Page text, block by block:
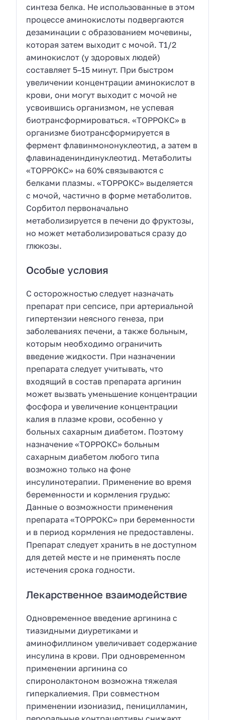
синтеза белка. Не использованные в этом
процессе аминокислоты подвергаются
дезаминации с образованием мочевины,
которая затем выходит с мочой. T1/2
аминокислот (у здоровых людей)
составляет 5–15 минут. При быстром
увеличении концентрации аминокислот в
крови, они могут выходит с мочой не
усвоившись организмом, не успевая
биотрансформироваться. «ТОРРОКС» в
организме биотрансформируется в
фермент флавинмононуклеотид, а затем в
флавинадениндинуклеотид. Метаболиты
«ТОРРОКС» на 60% связываются с
белками плазмы. «ТОРРОКС» выделяется
с мочой, частично в форме метаболитов.
Сорбитол первоначально
метаболизируется в печени до фруктозы,
но может метаболизироваться сразу до
глюкозы.
Особые условия
С осторожностью следует назначать
препарат при сепсисе, при артериальной
гипертензии неясного генеза, при
заболеваниях печени, а также больным,
которым необходимо ограничить
введение жидкости. При назначении
препарата следует учитывать, что
входящий в состав препарата аргинин
может вызвать уменьшение концентрации
фосфора и увеличение концентрации
калия в плазме крови, особенно у
больных сахарным диабетом. Поэтому
назначение «ТОРРОКС» больным
сахарным диабетом любого типа
возможно только на фоне
инсулинотерапии. Применение во время
беременности и кормления грудью:
Данные о возможности применения
препарата «ТОРРОКС» при беременности
и в период кормления не предоставлены.
Препарат следует хранить в не доступном
для детей месте и не применять после
истечения срока годности.
Лекарственное взаимодействие
Одновременное введение аргинина с
тиазидными диуретиками и
аминофиллином увеличивает содержание
инсулина в крови. При одновременном
применении аргинина со
спиронолактоном возможна тяжелая
гиперкалиемия. При совместном
применении изониазид, пеницилламин,